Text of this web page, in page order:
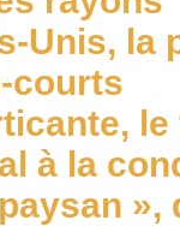
Unis, la
courts
à la